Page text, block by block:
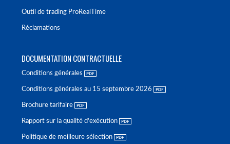
Outil de trading ProRealTime
Réclamations
DOCUMENTATION CONTRACTUELLE
Conditions générales
Conditions générales au 15 septembre 2026
Brochure tarifaire
Rapport sur la qualité d'exécution
Politique de meilleure sélection